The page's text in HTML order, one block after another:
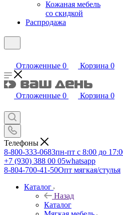
Кожаная мебель
со скидкой
Распродажа
Отложенные 0 Корзина 0
Отложенные 0 Корзина 0
Телефоны
8-800-333-0683пн-пт с 8:00 до
+7 (930) 388 00 05whatsapp
8-804-700-41-50Опт мягкая/стулья
Каталог
Назад
Каталог